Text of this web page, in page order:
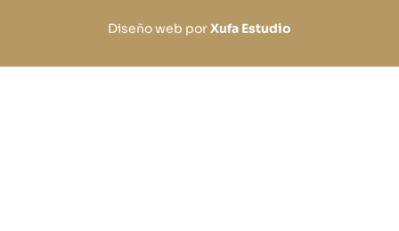
Diseño web porXufa Estudio